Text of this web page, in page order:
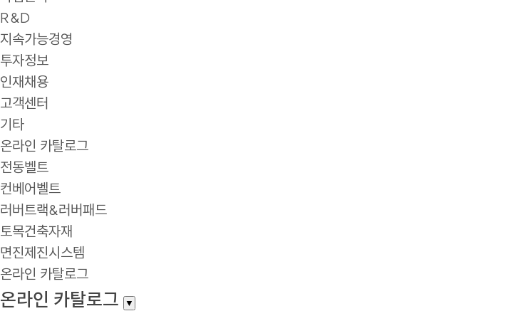
R&D
지속가능경영
투자정보
인재채용
고객센터
기타
온라인 카탈로그
전동벨트
컨베어벨트
러버트랙&러버패드
토목건축자재
면진제진시스템
온라인 카탈로그
온라인 카탈로그 ▼